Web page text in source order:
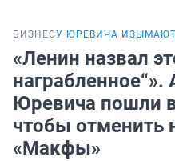
БИЗНЕСУ ЮРЕВИЧА
«Ленин назвал
Юревича пошли
чтобы отменить
«Макфы»